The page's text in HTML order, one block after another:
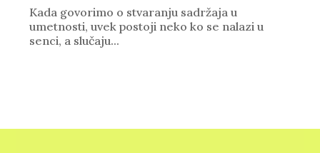
Kada govorimo o stvaranju sadržaja u
umetnosti, uvek postoji neko ko se nalazi u
senci, a slučaju...